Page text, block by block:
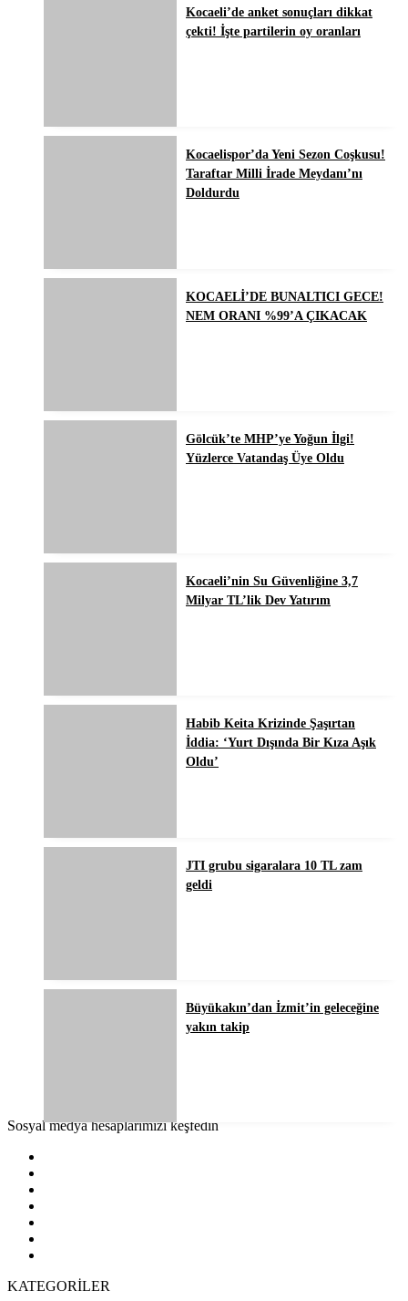
Kocaeli’de anket sonuçları dikkat
çekti! İşte partilerin oy oranları
Kocaelispor’da Yeni Sezon Coşkusu!
Taraftar Milli İrade Meydanı’nı
Doldurdu
KOCAELİ’DE BUNALTICI GECE!
NEM ORANI %99’A ÇIKACAK
Gölcük’te MHP’ye Yoğun İlgi!
Yüzlerce Vatandaş Üye Oldu
Kocaeli’nin Su Güvenliğine 3,7
Milyar TL’lik Dev Yatırım
Habib Keita Krizinde Şaşırtan
İddia: ‘Yurt Dışında Bir Kıza Aşık
Oldu’
JTI grubu sigaralara 10 TL zam
geldi
Büyükakın’dan İzmit’in geleceğine
yakın takip
Sosyal medya hesaplarımızı keşfedin
KATEGORİLER